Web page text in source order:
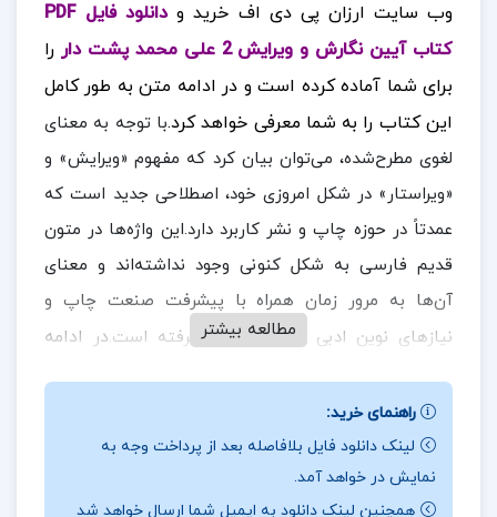
وب سایت ارزان پی دی اف خرید و
دانلود فایل PDF
کتاب آیین نگارش و ویرایش 2 علی محمد پشت دار
را
برای شما آماده کرده است و در ادامه متن به طور کامل
این کتاب را به شما معرفی خواهد کرد.با توجه به معنای
لغوی مطرح‌شده، می‌توان بیان کرد که مفهوم «ویرایش» و
«ویراستار» در شکل امروزی خود، اصطلاحی جدید است که
عمدتاً در حوزه چاپ و نشر کاربرد دارد.این واژه‌ها در متون
قدیم فارسی به شکل کنونی وجود نداشته‌اند و معنای
آن‌ها به مرور زمان همراه با پیشرفت صنعت چاپ و
نیازهای نوین ادبی و علمی شکل گرفته است.در ادامه
پشت دار:
مطالعه بیشتر
راهنمای خرید:
لینک دانلود فایل بلافاصله بعد از پرداخت وجه به
نمایش در خواهد آمد.
همچنین لینک دانلود به ایمیل شما ارسال خواهد شد